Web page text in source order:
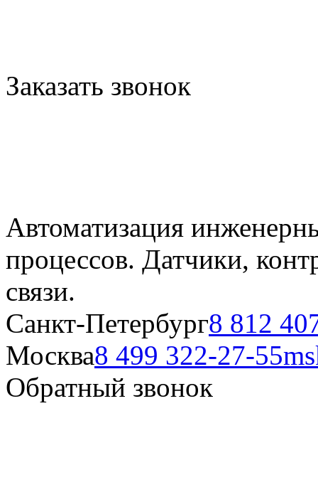
Заказать звонок
Автоматизация
процессов. Датчики,
связи.
Санкт-Петербург8 812
Москва8 499 322-27-55
Обратный звонок